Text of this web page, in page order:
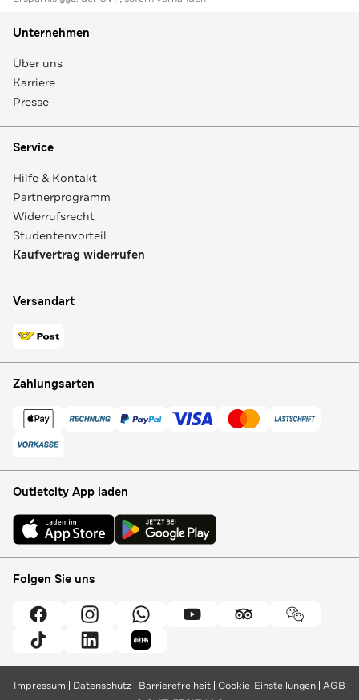
Unternehmen
Über uns
Karriere
Presse
Service
Hilfe & Kontakt
Partnerprogramm
Widerrufsrecht
Studentenvorteil
Kaufvertrag widerrufen
Versandart
Zahlungsarten
Outletcity App laden
Folgen Sie uns
Impressum Datenschutz Barrierefreiheit Cookie-Einstellungen AGB